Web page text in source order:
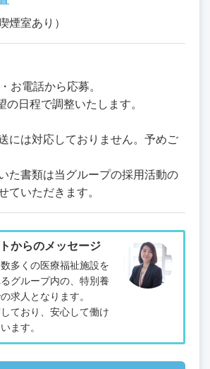
煙室あり）
お電話から応募。
の日程で調整いたします。
には対応しておりません。予めご
た書類は当グループの採用活動の
ていただきます。
からのメッセージ
多くの医療福祉施設を
グループ内の、特別養
求人となります。
ており、安心して働け
ます。